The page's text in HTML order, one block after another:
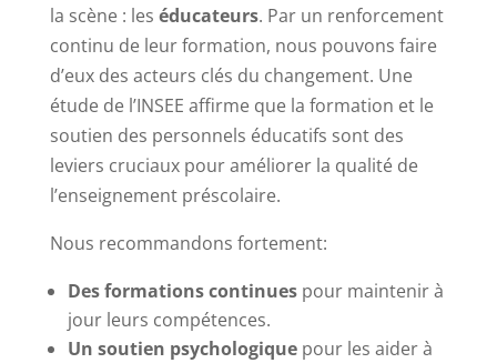
la scène : les éducateurs. Par un renforcement
continu de leur formation, nous pouvons faire
d’eux des acteurs clés du changement. Une
étude de l’INSEE affirme que la formation et le
soutien des personnels éducatifs sont des
leviers cruciaux pour améliorer la qualité de
l’enseignement préscolaire.
Nous recommandons fortement:
Des formations continuespour maintenir à
jour leurs compétences.
Un soutien psychologiquepour les aider à